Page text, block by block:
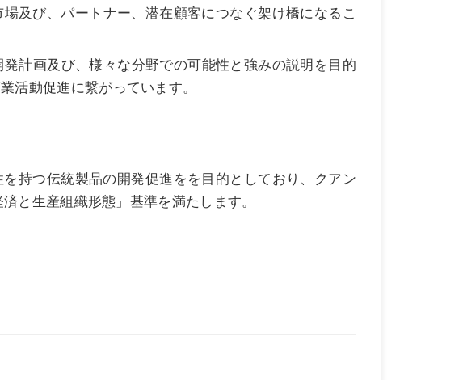
及び、パートナー、潜在顧客につなぐ架け橋になるこ
計画及び、様々な分野での可能性と強みの説明を目的
活動促進に繋がっています。
持つ伝統製品の開発促進をを目的としており、クアン
済と生産組織形態」基準を満たします。